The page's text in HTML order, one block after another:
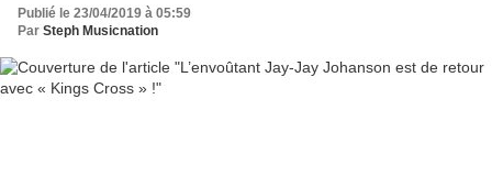
Publié le 23/04/2019 à 05:59
Par Steph Musicnation